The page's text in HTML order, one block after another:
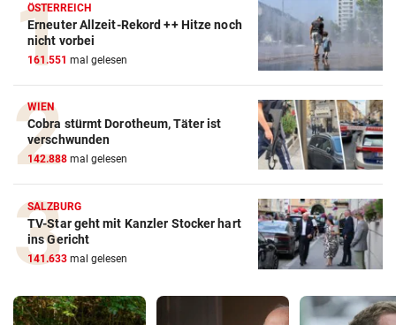
ÖSTERREICH
Erneuter Allzeit-Rekord ++ Hitze noch
nicht vorbei
161.551 mal gelesen
WIEN
Cobra stürmt Dorotheum, Täter ist
verschwunden
142.888 mal gelesen
SALZBURG
TV-Star geht mit Kanzler Stocker hart
ins Gericht
141.633 mal gelesen